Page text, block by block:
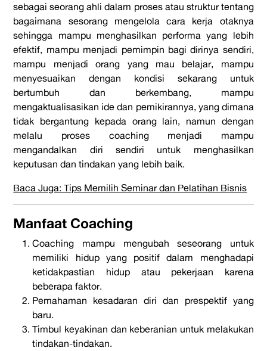
sebagai seorang ahli dalam proses atau struktur tentang
bagaimana sesorang mengelola cara kerja otaknya
sehingga mampu menghasilkan performa yang lebih
efektif, mampu menjadi pemimpin bagi dirinya sendiri,
mampu menjadi orang yang mau belajar, mampu
menyesuaikan dengan kondisi sekarang untuk
bertumbuh dan berkembang, mampu
mengaktualisasikan ide dan pemikirannya, yang dimana
tidak bergantung kepada orang lain, namun dengan
melalu proses coaching menjadi mampu
mengandalkan diri sendiri untuk menghasilkan
keputusan dan tindakan yang lebih baik.
Baca Juga: Tips Memilih Seminar dan Pelatihan Bisnis
Manfaat Coaching
Coaching mampu mengubah seseorang untuk
memiliki hidup yang positif dalam menghadapi
ketidakpastian hidup atau pekerjaan karena
beberapa faktor.
Pemahaman kesadaran diri dan prespektif yang
baru.
Timbul keyakinan dan keberanian untuk melakukan
tindakan-tindakan.